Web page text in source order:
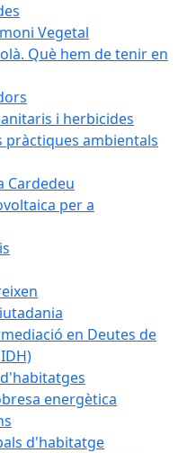
Vegetal
Què hem de tenir en
i herbicides
pràctiques ambientals
Cardedeu
per a
en Deutes de
energètica
d'habitatge